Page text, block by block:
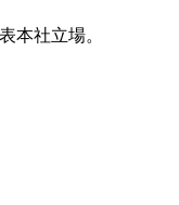
本社立場。